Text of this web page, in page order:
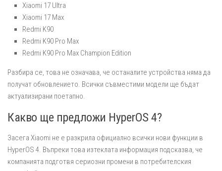
Xiaomi 17 Ultra
Xiaomi 17 Max
Redmi K90
Redmi K90 Pro Max
Redmi K90 Pro Max Champion Edition
Разбира се, това не означава, че останалите устройства няма да
получат обновлението. Всички съвместими модели ще бъдат
актуализирани поетапно.
Какво ще предложи HyperOS 4?
Засега Xiaomi не е разкрила официално всички нови функции в
HyperOS 4. Въпреки това изтеклата информация подсказва, че
компанията подготвя сериозни промени в потребителския